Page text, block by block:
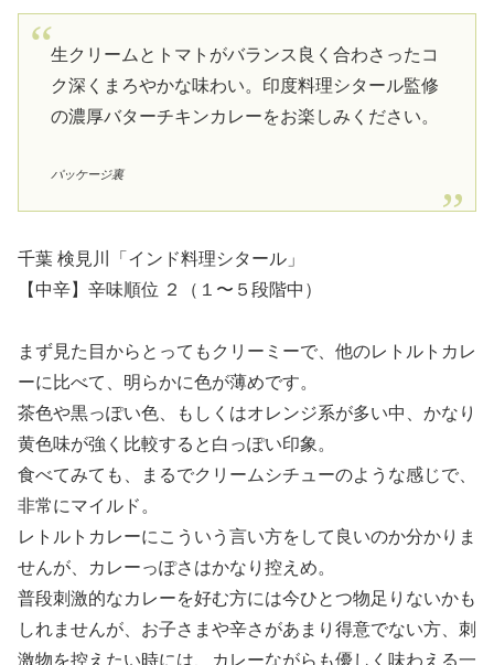
生クリームとトマトがバランス良く合わさったコ
ク深くまろやかな味わい。印度料理シタール監修
の濃厚バターチキンカレーをお楽しみください。
パッケージ裏
千葉 検見川「インド料理シタール」
【中辛】辛味順位 ２（１〜５段階中）
まず見た目からとってもクリーミーで、他のレトルトカレ
ーに比べて、明らかに色が薄めです。
茶色や黒っぽい色、もしくはオレンジ系が多い中、かなり
黄色味が強く比較すると白っぽい印象。
食べてみても、まるでクリームシチューのような感じで、
非常にマイルド。
レトルトカレーにこういう言い方をして良いのか分かりま
せんが、カレーっぽさはかなり控えめ。
普段刺激的なカレーを好む方には今ひとつ物足りないかも
しれませんが、お子さまや辛さがあまり得意でない方、刺
激物を控えたい時には、カレーながらも優しく味わえる一